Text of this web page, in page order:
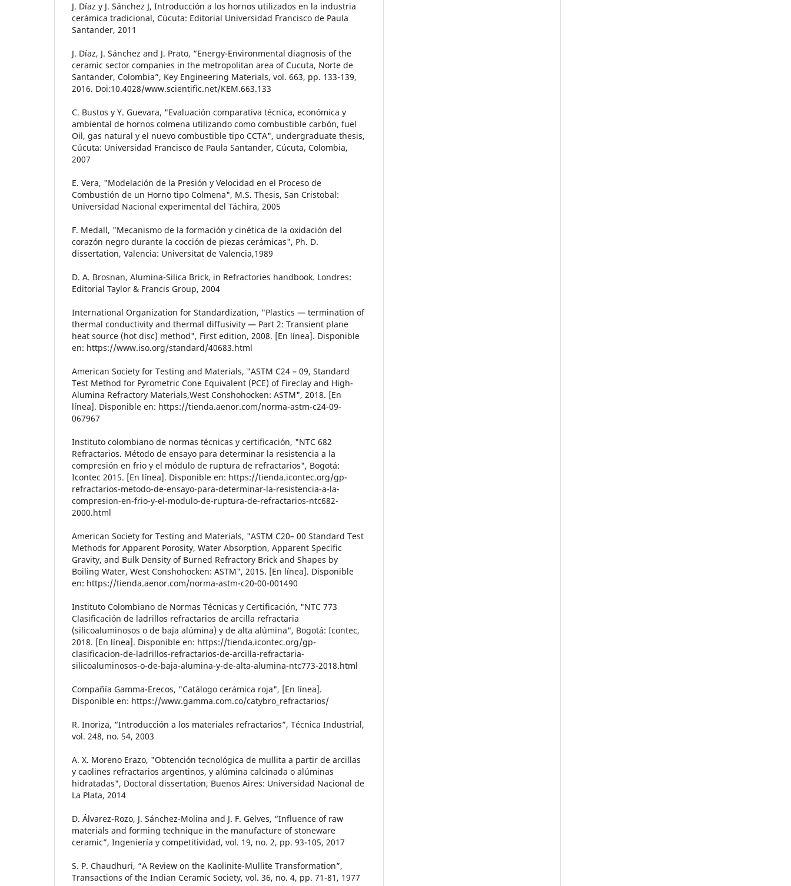
J. Díaz y J. Sánchez J, Introducción a los hornos utilizados en la industria
cerámica tradicional, Cúcuta: Editorial Universidad Francisco de Paula
Santander, 2011
J. Díaz, J. Sánchez and J. Prato, “Energy-Environmental diagnosis of the
ceramic sector companies in the metropolitan area of Cucuta, Norte de
Santander, Colombia”, Key Engineering Materials, vol. 663, pp. 133-139,
2016. Doi:10.4028/www.scientific.net/KEM.663.133
C. Bustos y Y. Guevara, "Evaluación comparativa técnica, económica y
ambiental de hornos colmena utilizando como combustible carbón, fuel
Oil, gas natural y el nuevo combustible tipo CCTA", undergraduate thesis,
Cúcuta: Universidad Francisco de Paula Santander, Cúcuta, Colombia,
2007
E. Vera, "Modelación de la Presión y Velocidad en el Proceso de
Combustión de un Horno tipo Colmena", M.S. Thesis, San Cristobal:
Universidad Nacional experimental del Táchira, 2005
F. Medall, "Mecanismo de la formación y cinética de la oxidación del
corazón negro durante la cocción de piezas cerámicas", Ph. D.
dissertation, Valencia: Universitat de Valencia,1989
D. A. Brosnan, Alumina-Silica Brick, in Refractories handbook. Londres:
Editorial Taylor & Francis Group, 2004
International Organization for Standardization, "Plastics — termination of
thermal conductivity and thermal diffusivity — Part 2: Transient plane
heat source (hot disc) method", First edition, 2008. [En línea]. Disponible
en: https://www.iso.org/standard/40683.html
American Society for Testing and Materials, "ASTM C24 – 09, Standard
Test Method for Pyrometric Cone Equivalent (PCE) of Fireclay and High-
Alumina Refractory Materials,West Conshohocken: ASTM", 2018. [En
línea]. Disponible en: https://tienda.aenor.com/norma-astm-c24-09-
067967
Instituto colombiano de normas técnicas y certificación, "NTC 682
Refractarios. Método de ensayo para determinar la resistencia a la
compresión en frio y el módulo de ruptura de refractarios", Bogotá:
Icontec 2015. [En línea]. Disponible en: https://tienda.icontec.org/gp-
refractarios-metodo-de-ensayo-para-determinar-la-resistencia-a-la-
compresion-en-frio-y-el-modulo-de-ruptura-de-refractarios-ntc682-
2000.html
American Society for Testing and Materials, "ASTM C20– 00 Standard Test
Methods for Apparent Porosity, Water Absorption, Apparent Specific
Gravity, and Bulk Density of Burned Refractory Brick and Shapes by
Boiling Water, West Conshohocken: ASTM", 2015. [En línea]. Disponible
en: https://tienda.aenor.com/norma-astm-c20-00-001490
Instituto Colombiano de Normas Técnicas y Certificación, "NTC 773
Clasificación de ladrillos refractarios de arcilla refractaria
(silicoaluminosos o de baja alúmina) y de alta alúmina", Bogotá: Icontec,
2018. [En línea]. Disponible en: https://tienda.icontec.org/gp-
clasificacion-de-ladrillos-refractarios-de-arcilla-refractaria-
silicoaluminosos-o-de-baja-alumina-y-de-alta-alumina-ntc773-2018.html
Compañía Gamma-Erecos, "Catálogo cerámica roja", [En línea].
Disponible en: https://www.gamma.com.co/catybro_refractarios/
R. Inoriza, “Introducción a los materiales refractarios”, Técnica Industrial,
vol. 248, no. 54, 2003
A. X. Moreno Erazo, "Obtención tecnológica de mullita a partir de arcillas
y caolines refractarios argentinos, y alúmina calcinada o alúminas
hidratadas", Doctoral dissertation, Buenos Aires: Universidad Nacional de
La Plata, 2014
D. Álvarez-Rozo, J. Sánchez-Molina and J. F. Gelves, “Influence of raw
materials and forming technique in the manufacture of stoneware
ceramic”, Ingeniería y competitividad, vol. 19, no. 2, pp. 93-105, 2017
S. P. Chaudhuri, “A Review on the Kaolinite-Mullite Transformation”,
Transactions of the Indian Ceramic Society, vol. 36, no. 4, pp. 71-81, 1977